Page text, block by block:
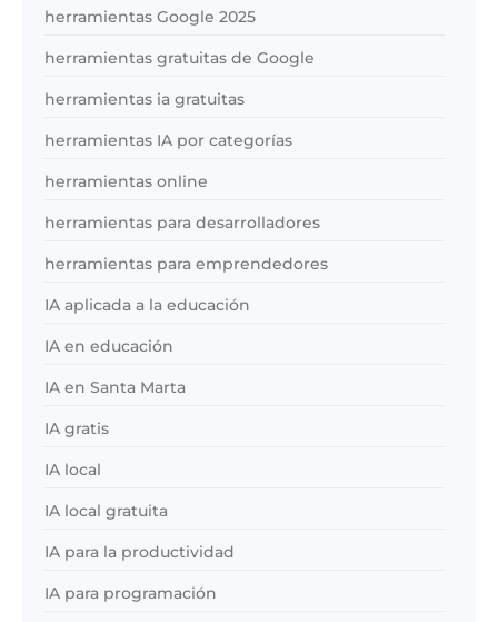
herramientas Google 2025
herramientas gratuitas de Google
herramientas ia gratuitas
herramientas IA por categorías
herramientas online
herramientas para desarrolladores
herramientas para emprendedores
IA aplicada a la educación
IA en educación
IA en Santa Marta
IA gratis
IA local
IA local gratuita
IA para la productividad
IA para programación